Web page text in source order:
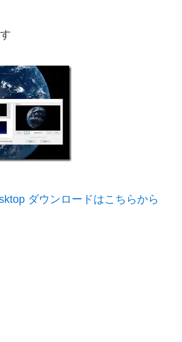
ダウンロードはこちらから